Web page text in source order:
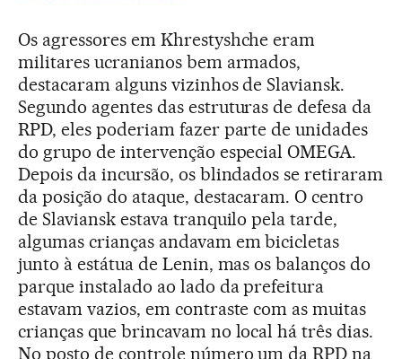
Os agressores em Khrestyshche eram
militares ucranianos bem armados,
destacaram alguns vizinhos de Slaviansk.
Segundo agentes das estruturas de defesa da
RPD, eles poderiam fazer parte de unidades
do grupo de intervenção especial OMEGA.
Depois da incursão, os blindados se retiraram
da posição do ataque, destacaram. O centro
de Slaviansk estava tranquilo pela tarde,
algumas crianças andavam em bicicletas
junto à estátua de Lenin, mas os balanços do
parque instalado ao lado da prefeitura
estavam vazios, em contraste com as muitas
crianças que brincavam no local há três dias.
No posto de controle número um da RPD na